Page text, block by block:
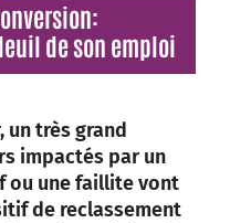
de son emploi
un très grand
impactés par un
ou une faillite vont
de reclassement